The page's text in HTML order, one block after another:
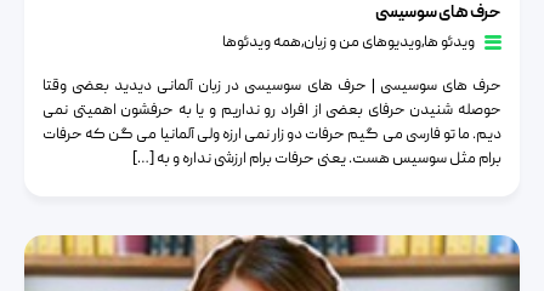
حرف های سوسیسی
ویدئو ها٫ویدیوهای من و زبان٫همه ویدئوها
حرف های سوسیسی | حرف های سوسیسی در زبان آلمانی دیدید بعضی وقتا
حوصله شنیدن حرفای بعضی از افراد رو نداریم و یا به حرفشون اهمیتی نمی
دیم. ما تو فارسی می گیم حرفات دو زار نمی ارزه ولی آلمانیا می گن که حرفات
برام مثل سوسیس هست. یعنی حرفات برام ارزشی نداره و به […]